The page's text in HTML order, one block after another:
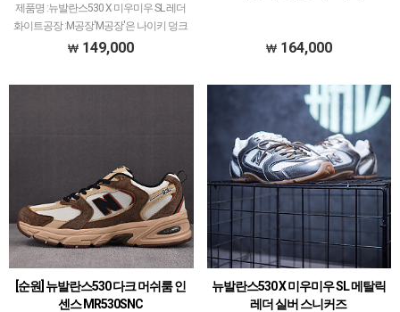
제품명 :뉴발란스530 X 미우미우 SL 레더
화이트공장 :M공장'M공장'은 나이키 덩크
로우 35주년 기념으로 시작해서많은 모델
149,000 164,000
[순원] 뉴발란스530 다크 머쉬룸 인
센스 MR530SNC
뉴발란스530 X 미우미우 SL 메탈릭
레더 실버 스니커즈